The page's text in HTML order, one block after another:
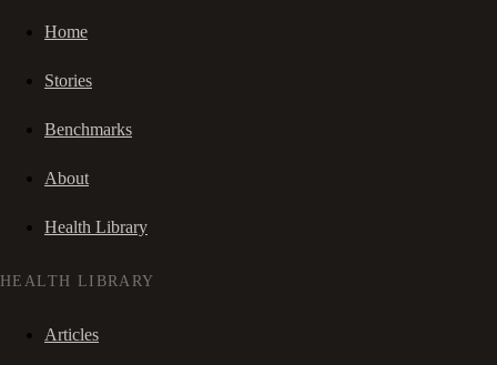
Home
Stories
Benchmarks
About
Health Library
HEALTH LIBRARY
Articles